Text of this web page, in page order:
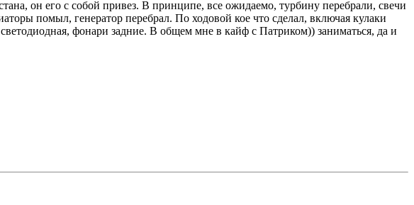
он его с собой привез. В принципе, все ожидаемо, турбину перебрали, свечи
помыл, генератор перебрал. По ходовой кое что сделал, включая кулаки
фонари задние. В общем мне в кайф с Патриком)) заниматься, да и